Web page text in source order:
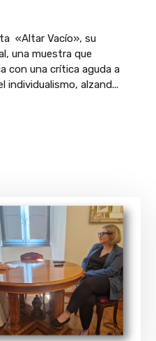
«Altar Vacío», su
una muestra que
con una crítica aguda a
individualismo, alzand...